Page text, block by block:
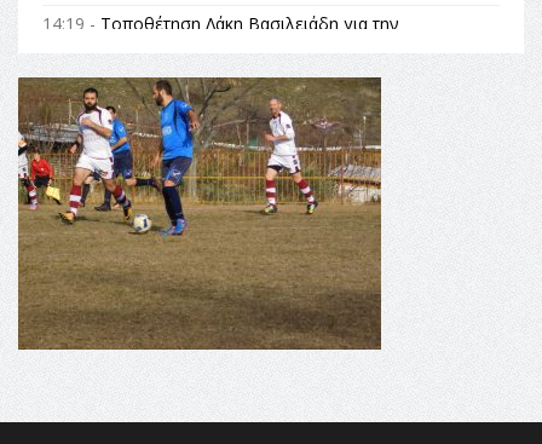
14:19 - Τοποθέτηση Λάκη Βασιλειάδη για την
Αναθεώρηση του Συντάγματος: «Σε τέτοιες κορυφαίες
θεσμικές διαδικασίες υπάρχει μόνο η ευθύνη απέναντι
στις επόμενες γενιές»
16:35 -Το πρόγραμμα του ΠΑΟΚ στον δεύτερο γύρο του
Champions League!
16:27 -Όλυμπος: Εντάχθηκε στον Κατάλογο Παγκόσμιας
Κληρονομιάς της UNESCO – Ομόφωνη η απόφαση Ο
Όλυμπος αναγνωρίστηκε ως φυσικό και πολιτιστικό
αγαθό εξέχουσας οικουμενικής αξίας για την
ανθρωπότητα
16:18 -ΕΝΟΡΙΑΚΕΣ ΚΑΛΟΚΑΙΡΙΝΕΣ ΔΡΑΣΕΙΣ ΓΙΑ ΠΑΙΔΙΑ
ΣΤΗΝ ΕΔΕΣΣΑ